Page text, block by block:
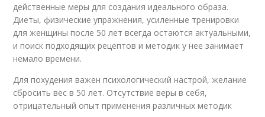
действенные меры для создания идеального образа.
Диеты, физические упражнения, усиленные тренировки
для женщины после 50 лет всегда остаются актуальными,
и поиск подходящих рецептов и методик у нее занимает
немало времени.
Для похудения важен психологический настрой, желание
сбросить вес в 50 лет. Отсутствие веры в себя,
отрицательный опыт применения различных методик